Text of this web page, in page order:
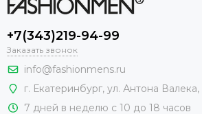
+7(343)219-94-99
Заказать звонок
info@fashionmens.ru
г. Екатеринбург, ул. Антона Валека,
7 дней в неделю с 10 до 18 часов